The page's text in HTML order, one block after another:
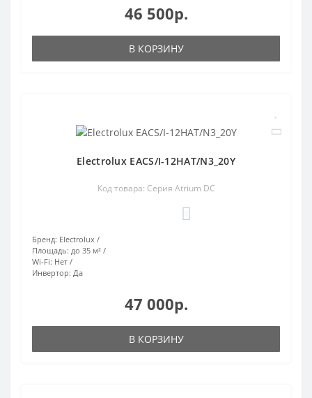
46 500р.
В КОРЗИНУ
Electrolux EACS/I-12HAT/N3_20Y
Код товара: Серия Atrium DC
Бренд: Electrolux
Площадь: до 35 м²
Wi-Fi: Нет
Инвертор: Да
47 000р.
В КОРЗИНУ